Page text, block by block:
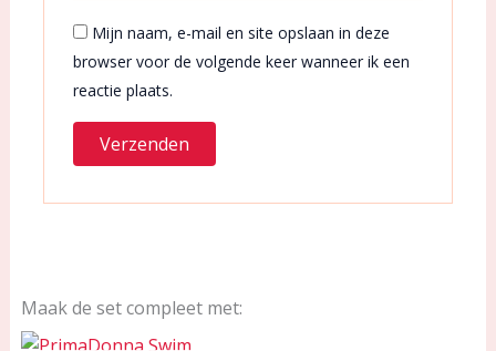
Mijn naam, e-mail en site opslaan in deze
browser voor de volgende keer wanneer ik een
reactie plaats.
Maak de set compleet met: